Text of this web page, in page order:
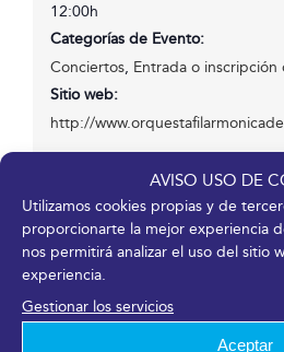
AVISO USO DE
Utilizamos cookies propias y de
proporcionarte la mejor experiencia
nos permitirá analizar el uso del sitio
experiencia.
Gestionar los servicios
Aceptar
12:00h
Categorías de Evento:
Conciertos, Entrada o inscripción
Sitio web:
http://
¡Comparte en tus